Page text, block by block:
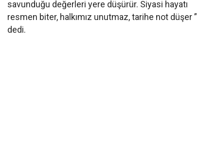
savunduğu değerleri yere düşürür. Siyasi hayatı
resmen biter, halkımız unutmaz, tarihe not düşer ”
dedi.